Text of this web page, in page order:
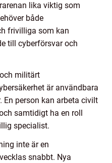
lika viktig som
både
frivilliga som kan
till cyberförsvar och
militärt
är användbara
En person kan arbeta civilt
samtidigt ha en roll
specialist.
inte är en
snabbt. Nya